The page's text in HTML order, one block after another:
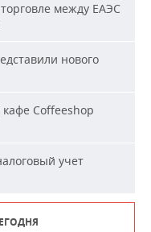
между ЕАЭС
нового
Coffeeshop
учет